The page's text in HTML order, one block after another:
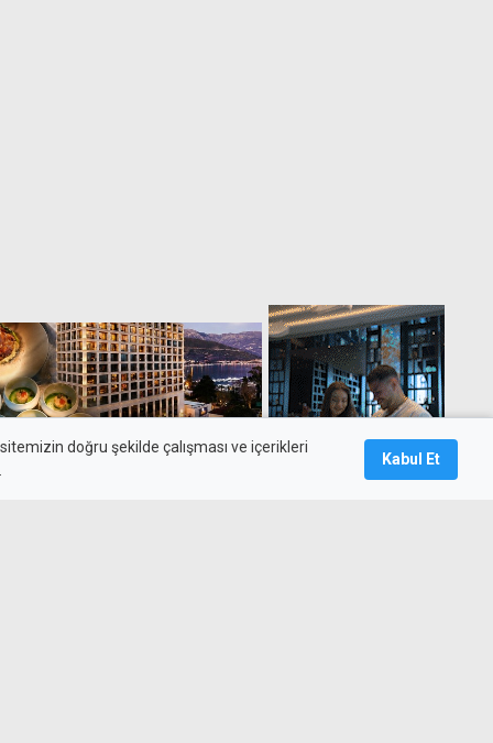
doğru şekilde çalışması ve içerikleri
Kabul Et